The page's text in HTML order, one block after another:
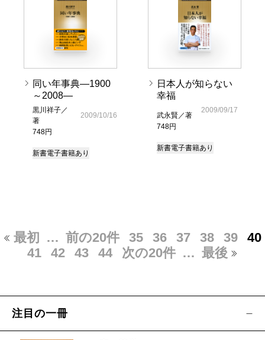
同い年事典―1900
～2008―
黒川祥子／
著
748円
2009/10/16
新書電子書籍あり
日本人が知らない
幸福
武永賢／著
748円
2009/09/17
新書電子書籍あり
最初 … 前の20件 35 36 37 38 39
40
41
42 43 44 次の20件 … 最後
注目の一冊